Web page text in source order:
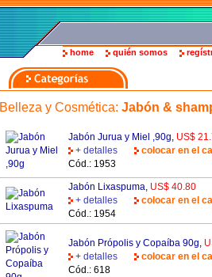
home quién somos
Belleza y Cosmética: Jabón &
Jabón Jurua y Miel ,90g, US$
+ detalles
colocar en el
Cód.: 1953
Jabón Lixaspuma, US$ 40.80
+ detalles
colocar en el
Cód.: 1954
Jabón Própolis y Copaíba 90g,
+ detalles
colocar en el
Cód.: 618